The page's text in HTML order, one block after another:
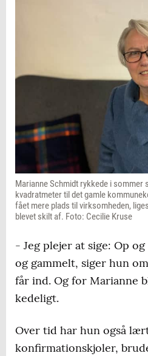
Marianne Schmidt rykkede i
kvadratmeter til det gamle
fået mere plads til virksomheden,
blevet skilt af. Foto: Cecilie Kruse
- Jeg plejer at sige: Op
og gammelt, siger hun
får ind. Og for Marianne
kedeligt.
Over tid har hun også
konfirmationskjoler,